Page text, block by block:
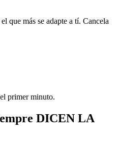
que más se adapte a tí. Cancela
primer minuto.
DICEN LA